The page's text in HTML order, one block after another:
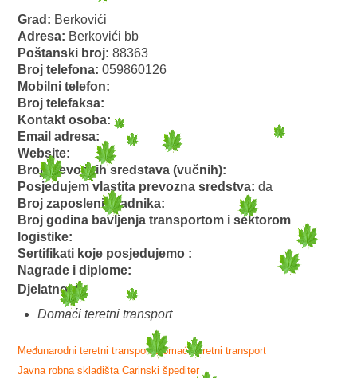
Grad: Berkovići
Adresa: Berkovići bb
Poštanski broj:88363
Broj telefona:059860126
Mobilni telefon:
Broj telefaksa:
Kontakt osoba:
Email adresa:
Website:
Broj prevoznih sredstava (vučnih):
Posjedujem vlastita prevozna sredstva:da
Broj zaposlenih radnika:
Broj godina bavljenja transportom i sektorom
logistike:
Sertifikati koje posjedujemo :
Nagrade i diplome:
Djelatnost:
Domaći teretni transport
Međunarodni teretni transport Domaći teretni transport
Javna robna skladišta Carinski špediter